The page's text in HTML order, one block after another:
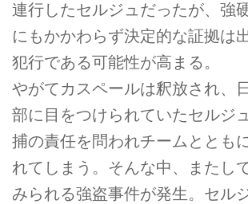
連行したセルジュだったが、強
にもかかわらず決定的な証拠は
犯行である可能性が高まる。
やがてカスペールは釈放され、
部に目をつけられていたセルジ
捕の責任を問われチームととも
れてしまう。そんな中、またし
みられる強盗事件が発生。セル